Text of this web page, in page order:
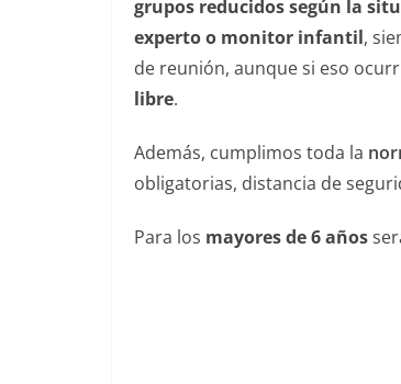
grupos reducidos según la
experto o monitor infantil,
de reunión, aunque si eso
libre.
Además, cumplimos toda la
obligatorias, distancia de
Para los mayores de 6 años